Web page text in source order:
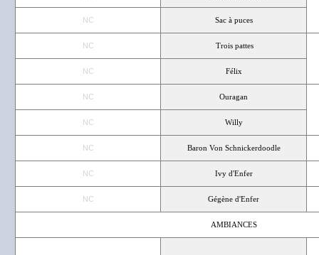
NC Sac à puces
NC Trois pattes
NC Félix
NC Ouragan
NC Willy
NC Baron Von Schnickerdoodle
NC Ivy d'Enfer
NC Gégène d'Enfer
AMBIANCES